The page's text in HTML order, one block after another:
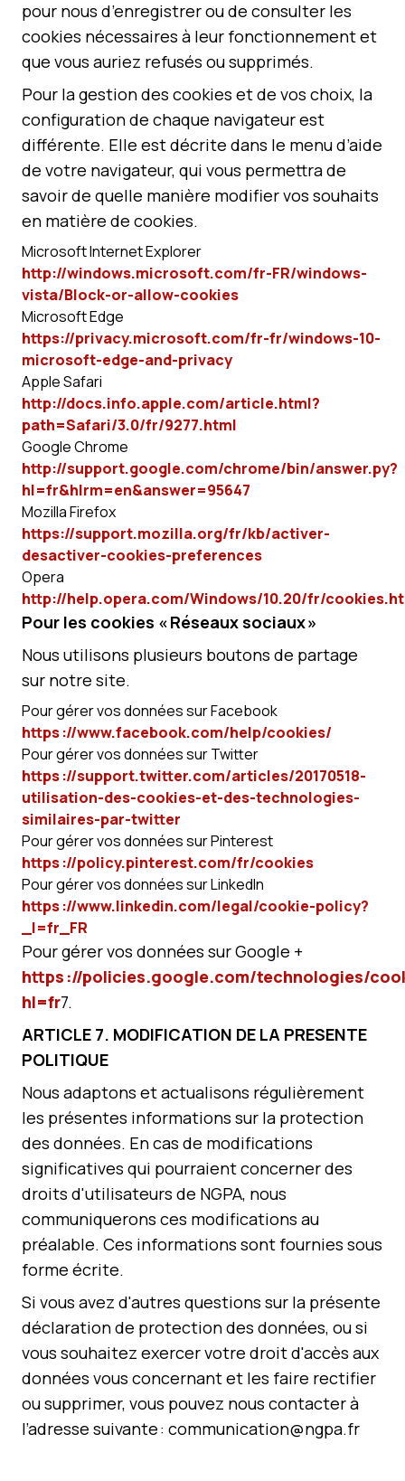
pour nous d’enregistrer ou de consulter les
cookies nécessaires à leur fonctionnement et
que vous auriez refusés ou supprimés.
Pour la gestion des cookies et de vos choix, la
configuration de chaque navigateur est
différente. Elle est décrite dans le menu d’aide
de votre navigateur, qui vous permettra de
savoir de quelle manière modifier vos souhaits
en matière de cookies.
Microsoft Internet Explorer
http://windows.microsoft.com/fr-FR/windows-
vista/Block-or-allow-cookies
Microsoft Edge
https://privacy.microsoft.com/fr-fr/windows-10-
microsoft-edge-and-privacy
Apple Safari
http://docs.info.apple.com/article.html?
path=Safari/3.0/fr/9277.html
Google Chrome
http://support.google.com/chrome/bin/answer.py?
hl=fr&hlrm=en&answer=95647
Mozilla Firefox
https://support.mozilla.org/fr/kb/activer-
desactiver-cookies-preferences
Opera
http://help.opera.com/Windows/10.20/fr/
Pour les cookies « Réseaux sociaux »
Nous utilisons plusieurs boutons de partage
sur notre site.
Pour gérer vos données sur Facebook
https ://www.facebook.com/help/cookies/
Pour gérer vos données sur Twitter
https ://support.twitter.com/articles/20170518-
utilisation-des-cookies-et-des-technologies-
similaires-par-twitter
Pour gérer vos données sur Pinterest
https ://policy.pinterest.com/fr/cookies
Pour gérer vos données sur LinkedIn
https ://www.linkedin.com/legal/cookie-policy?
_l=fr_FR
Pour gérer vos données sur Google +
https ://policies.google.com/technologies/
hl=fr7.
ARTICLE 7. MODIFICATION DE LA PRESENTE
POLITIQUE
Nous adaptons et actualisons régulièrement
les présentes informations sur la protection
des données. En cas de modifications
significatives qui pourraient concerner des
droits d'utilisateurs de NGPA, nous
communiquerons ces modifications au
préalable. Ces informations sont fournies sous
forme écrite.
Si vous avez d'autres questions sur la présente
déclaration de protection des données, ou si
vous souhaitez exercer votre droit d'accès aux
données vous concernant et les faire rectifier
ou supprimer, vous pouvez nous contacter à
l’adresse suivante : communication@ngpa.fr